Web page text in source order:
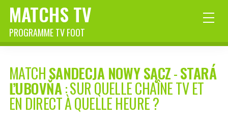
MATCHS TV
PROGRAMME TV FOOT
MATCHSANDECJA NOWY SĄCZ-STARÁ
ĽUBOVŇA: SUR QUELLE CHAÎNE TV ET
EN DIRECT À QUELLE HEURE ?